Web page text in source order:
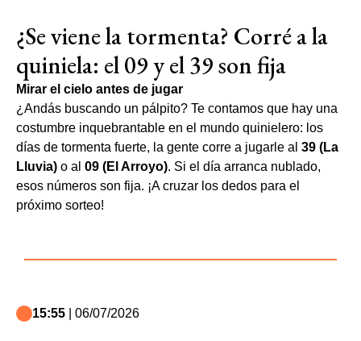
¿Se viene la tormenta? Corré a la
quiniela: el 09 y el 39 son fija
Mirar el cielo antes de jugar
¿Andás buscando un pálpito? Te contamos que hay una
costumbre inquebrantable en el mundo quinielero: los
días de tormenta fuerte, la gente corre a jugarle al 39 (La
Lluvia) o al 09 (El Arroyo). Si el día arranca nublado,
esos números son fija. ¡A cruzar los dedos para el
próximo sorteo!
15:55 | 06/07/2026